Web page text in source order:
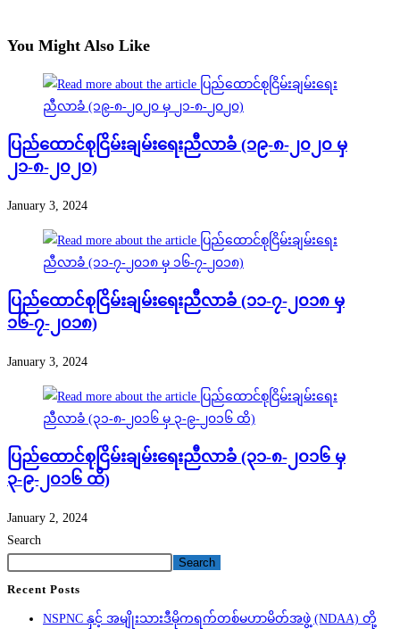
You Might Also Like
ပြည်ထောင်စုငြိမ်းချမ်းရေးညီလာခံ (၁၉-၈-၂၀၂၀ မှ
၂၁-၈-၂၀၂၀)
January 3, 2024
ပြည်ထောင်စုငြိမ်းချမ်းရေးညီလာခံ (၁၁-၇-၂၀၁၈ မှ
၁၆-၇-၂၀၁၈)
January 3, 2024
ပြည်ထောင်စုငြိမ်းချမ်းရေးညီလာခံ (၃၁-၈-၂၀၁၆ မှ
၃-၉-၂၀၁၆ ထိ)
January 2, 2024
Search
Search
Recent Posts
NSPNC နှင့် အမျိုးသားဒီမိုကရက်တစ်မဟာမိတ်အဖွဲ့ (NDAA) တို့